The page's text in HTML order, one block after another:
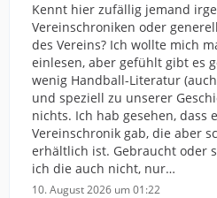
Kennt hier zufällig jemand
Vereinschroniken oder
des Vereins? Ich wollte mich
einlesen, aber gefühlt gibt es
wenig Handball-Literatur
und speziell zu unserer
nichts. Ich hab gesehen, dass
Vereinschronik gab, die aber
erhältlich ist. Gebraucht oder
ich die auch nicht, nur…
10. August 2026 um 01:22